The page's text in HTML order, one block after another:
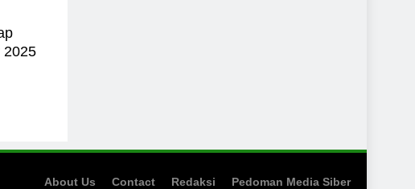
2025
About Us Contact Redaksi Pedoman Media Siber